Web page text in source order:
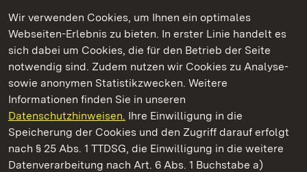
Wir verwenden Cookies, um Ihnen ein optimales
Webseiten-Erlebnis zu bieten. In erster Linie handelt es
sich dabei um Cookies, die für den Betrieb der Seite
notwendig sind. Zudem nutzen wir Cookies zu Analyse-
sowie anonymen Statistikzwecken. Weitere
Informationen finden Sie in unseren
Datenschutzhinweisen. Ihre Einwilligung in die
Speicherung der Cookies und den Zugriff darauf erfolgt
nach § 25 Abs. 1 TTDSG, die Einwilligung in die weitere
Datenverarbeitung nach Art. 6 Abs. 1 Buchstabe a)
Kommen. Staunen. Genießen.
Staatliche Schlösser und Gärten Baden‑Württemberg
Staatliche Schlösser und Gärten Baden-Württemberg